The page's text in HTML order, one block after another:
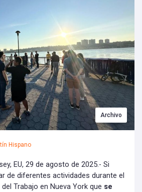
Archivo
Hispano
EU, 29 de agosto de 2025.- Si
de diferentes actividades durante el
Trabajo en Nueva York que se